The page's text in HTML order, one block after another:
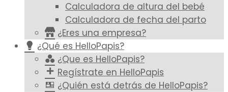
Calculadora de altura del bebé
Calculadora de fecha del parto
¿Eres una empresa?
¿Qué es HelloPapis?
¿Que es HelloPapis?
Regístrate en HelloPapis
¿Quién está detrás de HelloPapis?